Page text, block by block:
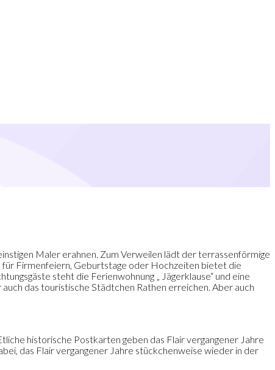
Maler erahnen. Zum Verweilen lädt der terrassenförmige
für Firmenfeiern, Geburtstage oder Hochzeiten bietet die
steht die Ferienwohnung „ Jägerklause“ und eine
das touristische Städtchen Rathen erreichen. Aber auch
historische Postkarten geben das Flair vergangener Jahre
das Flair vergangener Jahre stückchenweise wieder in der